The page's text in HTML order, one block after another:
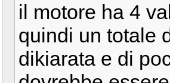
il motore ha 4
quindi un totale
dikiarata e di